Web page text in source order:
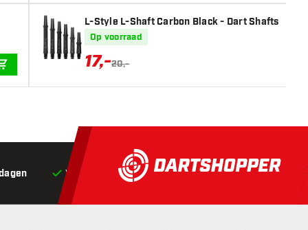
L-Style L-Shaft Carbon Black - Dart Shafts
Op voorraad
17,-20,-
Voor 22:00 besteld,vandaag verstuurd*